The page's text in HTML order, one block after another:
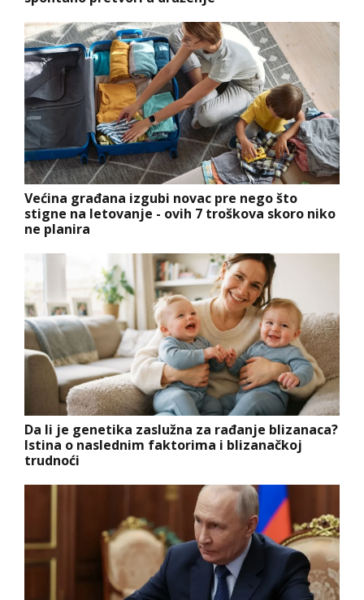
Većina građana izgubi novac pre nego što
stigne na letovanje - ovih 7 troškova skoro niko
ne planira
Da li je genetika zaslužna za rađanje blizanaca?
Istina o naslednim faktorima i blizanačkoj
trudnoći